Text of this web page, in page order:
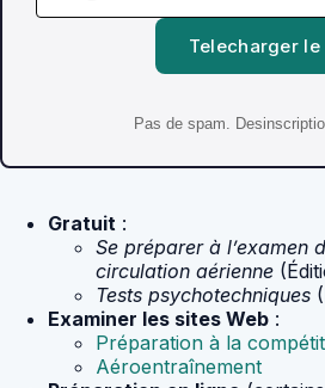
Telecharger le
Pas de spam.
Gratuit :
Se préparer à l’examen
circulation aérienne
Tests psychotechniques
Examiner les sites Web :
Préparation à la
Aéroentraînement